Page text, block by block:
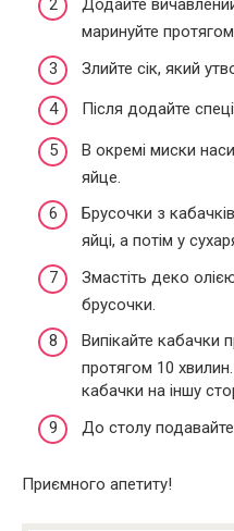
Додайте
маринуйте
Злийте сік, який
Після додайте
В окремі миски
яйце.
Брусочки з
яйці, а потім у
Змастіть деко
брусочки.
Випікайте кабачки
протягом 10
кабачки на іншу
До столу
Приємного апетиту!